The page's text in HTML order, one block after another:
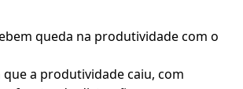
queda na produtividade com o
a produtividade caiu, com